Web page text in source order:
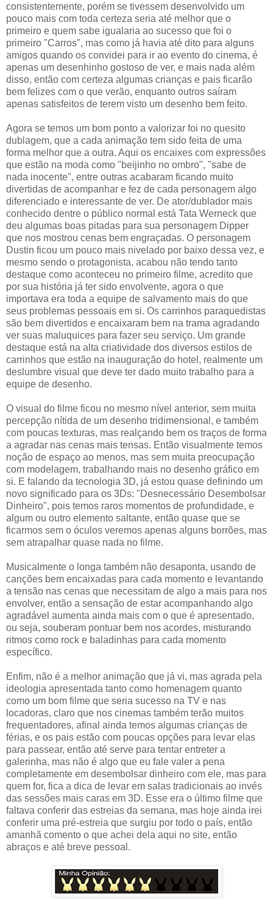
consistentemente, porém se tivessem desenvolvido um
pouco mais com toda certeza seria até melhor que o
primeiro e quem sabe igualaria ao sucesso que foi o
primeiro "Carros", mas como já havia até dito para alguns
amigos quando os convidei para ir ao evento do cinema, é
apenas um desenhinho gostoso de ver, e mais nada além
disso, então com certeza algumas crianças e pais ficarão
bem felizes com o que verão, enquanto outros saíram
apenas satisfeitos de terem visto um desenho bem feito.
Agora se temos um bom ponto a valorizar foi no quesito
dublagem, que a cada animação tem sido feita de uma
forma melhor que a outra. Aqui os encaixes com expressões
que estão na moda como "beijinho no ombro", "sabe de
nada inocente", entre outras acabaram ficando muito
divertidas de acompanhar e fez de cada personagem algo
diferenciado e interessante de ver. De ator/dublador mais
conhecido dentre o público normal está Tata Werneck que
deu algumas boas pitadas para sua personagem Dipper
que nos mostrou cenas bem engraçadas. O personagem
Dustin ficou um pouco mais nivelado por baixo dessa vez, e
mesmo sendo o protagonista, acabou não tendo tanto
destaque como aconteceu no primeiro filme, acredito que
por sua história já ter sido envolvente, agora o que
importava era toda a equipe de salvamento mais do que
seus problemas pessoais em si. Os carrinhos paraquedistas
são bem divertidos e encaixaram bem na trama agradando
ver suas maluquices para fazer seu serviço. Um grande
destaque está na alta criatividade dos diversos estilos de
carrinhos que estão na inauguração do hotel, realmente um
deslumbre visual que deve ter dado muito trabalho para a
equipe de desenho.
O visual do filme ficou no mesmo nível anterior, sem muita
percepção nítida de um desenho tridimensional, e também
com poucas texturas, mas realçando bem os traços de forma
a agradar nas cenas mais tensas. Então visualmente temos
noção de espaço ao menos, mas sem muita preocupação
com modelagem, trabalhando mais no desenho gráfico em
si. E falando da tecnologia 3D, já estou quase definindo um
novo significado para os 3Ds: "Desnecessário Desembolsar
Dinheiro", pois temos raros momentos de profundidade, e
algum ou outro elemento saltante, então quase que se
ficarmos sem o óculos veremos apenas alguns borrões, mas
sem atrapalhar quase nada no filme.
Musicalmente o longa também não desaponta, usando de
canções bem encaixadas para cada momento e levantando
a tensão nas cenas que necessitam de algo a mais para nos
envolver, então a sensação de estar acompanhando algo
agradável aumenta ainda mais com o que é apresentado,
ou seja, souberam pontuar bem nos acordes, misturando
ritmos como rock e baladinhas para cada momento
específico.
Enfim, não é a melhor animação que já vi, mas agrada pela
ideologia apresentada tanto como homenagem quanto
como um bom filme que seria sucesso na TV e nas
locadoras, claro que nos cinemas também terão muitos
frequentadores, afinal ainda temos algumas crianças de
férias, e os pais estão com poucas opções para levar elas
para passear, então até serve para tentar entreter a
galerinha, mas não é algo que eu fale valer a pena
completamente em desembolsar dinheiro com ele, mas para
quem for, fica a dica de levar em salas tradicionais ao invés
das sessões mais caras em 3D. Esse era o último filme que
faltava conferir das estreias da semana, mas hoje ainda irei
conferir uma pré-estreia que surgiu por todo o país, então
amanhã comento o que achei dela aqui no site, então
abraços e até breve pessoal.